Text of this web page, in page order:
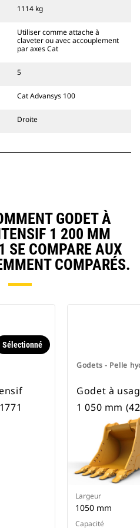
de vision du conducteur.
Cat sont compatibles avec les
hydrauliques à chaînes 311-
attaches à largeur de
d'attache spéciale CW
dotées d'un système de
pour toutes les pelles
à chaines et sur
1114 kg
Utiliser comme attache à
claveter ou avec accouplement
par axes Cat
5
Cat Advansys 100
Droite
GODET À
1 200 MM
COMPARE AUX
COMPARÉS.
Sélectionné
Godets - Pelle
Godet à
1 050 mm
Largeur
1050 mm
Capacité